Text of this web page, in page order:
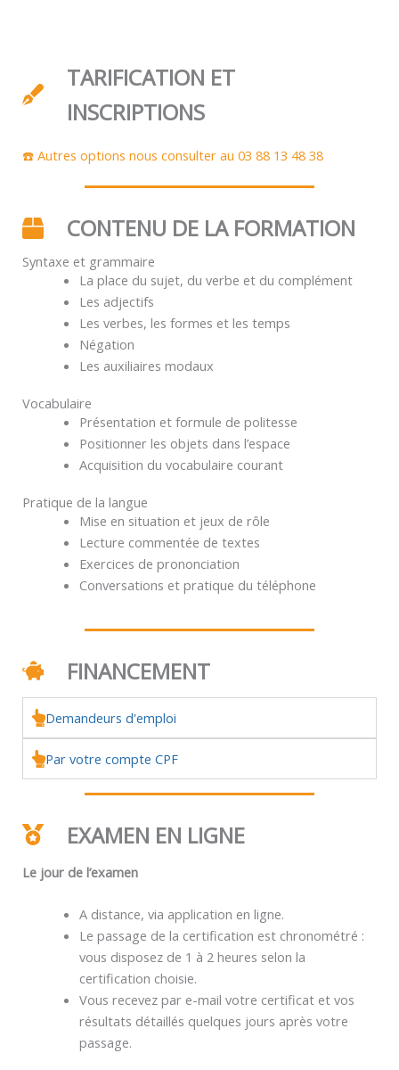
TARIFICATION ET
INSCRIPTIONS
☎️ Autres options nous consulter au 03 88 13 48 38
CONTENU DE LA FORMATION
Syntaxe et grammaire
La place du sujet, du verbe et du complément
Les adjectifs
Les verbes, les formes et les temps
Négation
Les auxiliaires modaux
Vocabulaire
Présentation et formule de politesse
Positionner les objets dans l’espace
Acquisition du vocabulaire courant
Pratique de la langue
Mise en situation et jeux de rôle
Lecture commentée de textes
Exercices de prononciation
Conversations et pratique du téléphone
FINANCEMENT
Demandeurs d'emploi
Par votre compte CPF
EXAMEN EN LIGNE
Le jour de l’examen
A distance, via application en ligne.
Le passage de la certification est chronométré :
vous disposez de 1 à 2 heures selon la
certification choisie.
Vous recevez par e-mail votre certificat et vos
résultats détaillés quelques jours après votre
passage.